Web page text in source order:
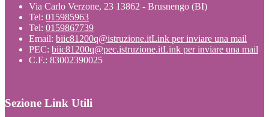
Via Carlo Verzone, 23 13862 - Brusnengo (BI)
Tel: 015985963
Tel: 0159867739
Email: biic81200q@istruzione.itLink per inviare una mail
PEC: biic81200q@pec.istruzione.itLink per inviare una mail
C.F.: 83002390025
Sezione Link Utili